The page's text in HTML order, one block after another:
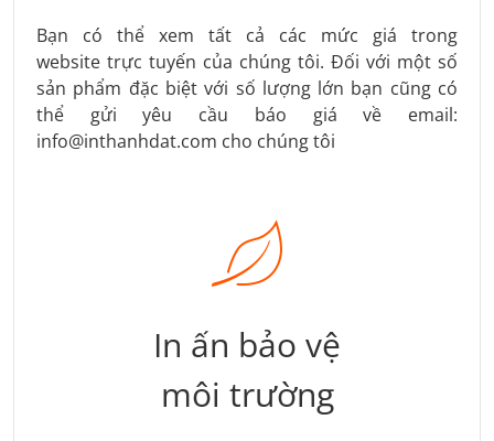
Bạn có thể xem tất cả các mức giá trong
website trực tuyến của chúng tôi. Đối với một số
sản phẩm đặc biệt với số lượng lớn bạn cũng có
thể gửi yêu cầu báo giá về email:
info@inthanhdat.com cho chúng tôi
In ấn bảo vệ
môi trường